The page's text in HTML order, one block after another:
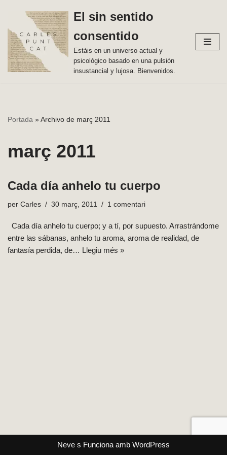
Vés
al
contingut
El sin sentido
consentido
Estáis en un universo actual y
psicológico basado en una pulsión
insustancial y lujosa. Bienvenidos.
Portada »Archivo de març 2011
març 2011
Cada día anhelo tu cuerpo
per Carles 30 març, 2011 1 comentari
Cada día anhelo tu cuerpo; y a tí, por supuesto. Arrastrándome
entre las sábanas, anhelo tu aroma, aroma de realidad, de
fantasía perdida, de… Llegiu més »
Neve s Funciona amb WordPress